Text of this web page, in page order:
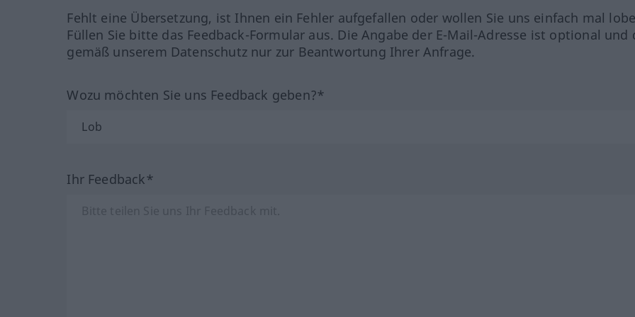
Fehlt eine Übersetzung, ist Ihnen ein Fehler aufgefallen oder wollen Sie uns einfach mal
Füllen Sie bitte das Feedback-Formular aus. Die Angabe der E-Mail-Adresse ist optional und
gemäß unserem Datenschutz nur zur Beantwortung Ihrer Anfrage.
Wozu möchten Sie uns Feedback geben?*
Ihr Feedback*